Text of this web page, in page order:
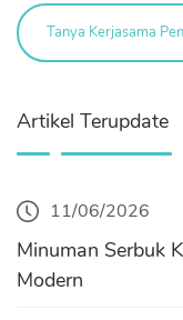
Tanya Kerjasama
Artikel Terupdate
11/06/2026
Minuman Serbuk
Modern